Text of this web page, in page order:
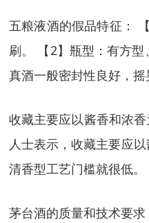
五粮液酒的假品特征：
刷。 【2】瓶型：有方
真酒一般密封性良好，
收藏主要应以酱香和浓
人士表示，收藏主要应
清香型工艺门槛就很低。
茅台酒的质量和技术要